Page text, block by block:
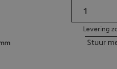
Levering
Stuur